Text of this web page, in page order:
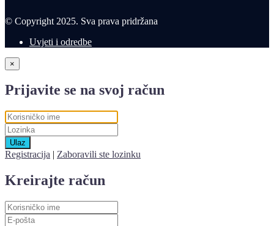
© Copyright 2025. Sva prava pridržana
Uvjeti i odredbe
×
Prijavite se na svoj račun
Ulaz
Registracija | Zaboravili ste lozinku
Kreirajte račun